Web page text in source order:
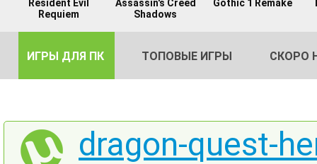
Resident Evil
Requiem
Assassin's Creed
Shadows
Gothic 1 Remake
ИГРЫ ДЛЯ ПК ТОПОВЫЕ ИГРЫ СКОРО
dragon-quest-